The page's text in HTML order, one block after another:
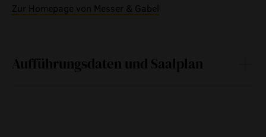
Zur Homepage von Messer & Gabel
Aufführungsdaten und Saalplan